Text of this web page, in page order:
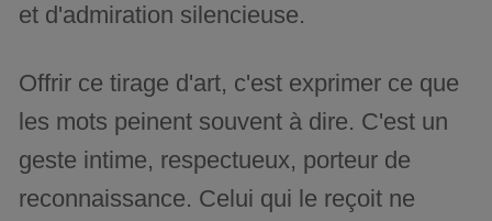
et d'admiration silencieuse.
Offrir ce tirage d'art, c'est exprimer ce que
les mots peinent souvent à dire. C'est un
geste intime, respectueux, porteur de
reconnaissance. Celui qui le reçoit ne